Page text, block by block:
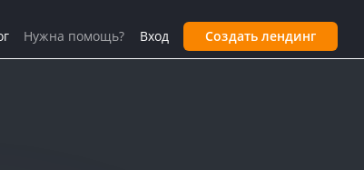
Вход Создать лендинг
Нужна помощь?